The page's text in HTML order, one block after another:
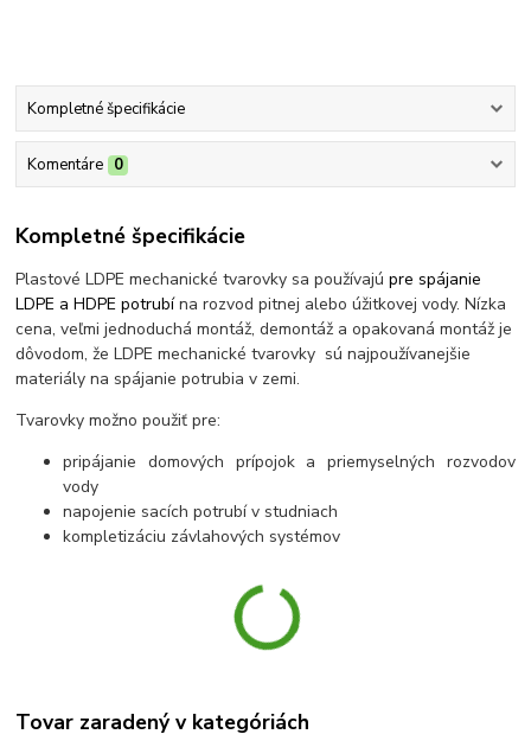
Kompletné špecifikácie
Komentáre 0
Kompletné špecifikácie
Plastové LDPE mechanické tvarovky sa používajúpre spájanie
LDPE a HDPE potrubína rozvod pitnej alebo úžitkovej vody. Nízka
cena, veľmi jednoduchá montáž, demontáž a opakovaná montáž je
dôvodom, že LDPE mechanické tvarovky sú najpoužívanejšie
materiály na spájanie potrubia v zemi.
Tvarovky možno použiť pre:
pripájanie domových prípojok a priemyselných rozvodov
vody
napojenie sacích potrubí v studniach
kompletizáciu závlahových systémov
Tovar zaradený v kategóriách